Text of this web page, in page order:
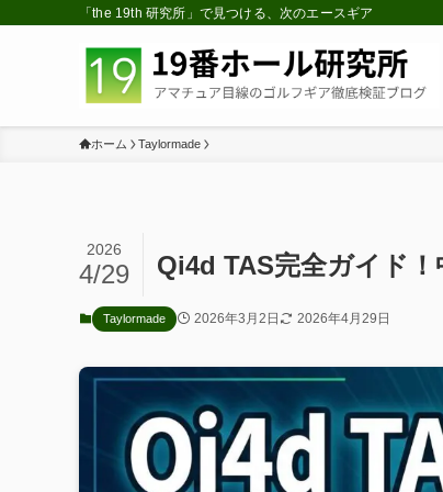
「the 19th 研究所」で見つける、次のエースギア
ホーム Taylormade
Qi4d TAS完全ガイド
2026
4/29
Taylormade 2026年3月2日 2026年4月29日